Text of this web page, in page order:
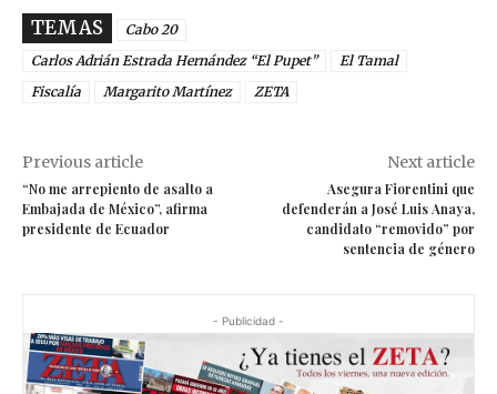
TEMAS
Cabo 20
Carlos Adrián Estrada Hernández “El Pupet”
El Tamal
Fiscalía
Margarito Martínez ZETA
Previous article
“No me arrepiento de asalto a
Embajada de México”, afirma
presidente de Ecuador
Next article
Asegura Fiorentini que
defenderán a José Luis Anaya,
candidato “removido” por
sentencia de género
- Publicidad -